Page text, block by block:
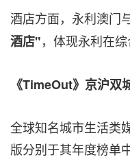
酒店方面，永利澳门
酒店"，体现永利在
《TimeOut》京沪双
全球知名城市生活类
版分别于其年度榜单